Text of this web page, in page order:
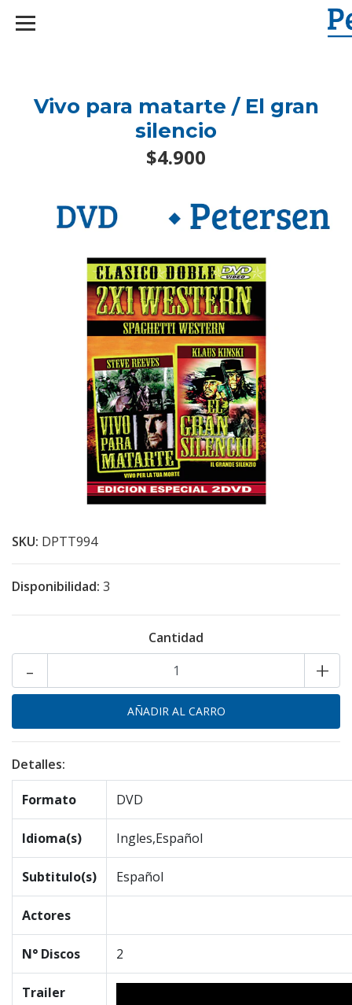
Vivo para matarte / El gran
silencio
$4.900
SKU: DPTT994
Disponibilidad: 3
Cantidad
+
-
Detalles:
Formato DVD
Idioma(s) Ingles,Español
Subtitulo(s) Español
Actores
N° Discos 2
Trailer